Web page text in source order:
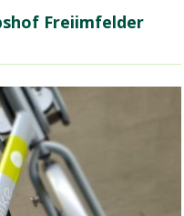
Freiimfelder